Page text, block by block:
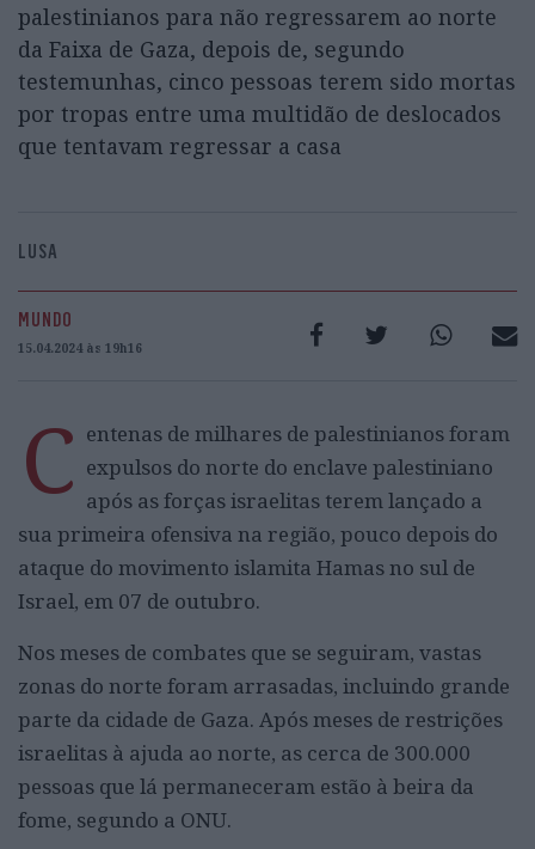
palestinianos para não regressarem ao norte
da Faixa de Gaza, depois de, segundo
testemunhas, cinco pessoas terem sido mortas
por tropas entre uma multidão de deslocados
que tentavam regressar a casa
LUSA
MUNDO
15.04.2024 às 19h16
C entenas de milhares de palestinianos foram
expulsos do norte do enclave palestiniano
após as forças israelitas terem lançado a
sua primeira ofensiva na região, pouco depois do
ataque do movimento islamita Hamas no sul de
Israel, em 07 de outubro.
Nos meses de combates que se seguiram, vastas
zonas do norte foram arrasadas, incluindo grande
parte da cidade de Gaza. Após meses de restrições
israelitas à ajuda ao norte, as cerca de 300.000
pessoas que lá permaneceram estão à beira da
fome, segundo a ONU.